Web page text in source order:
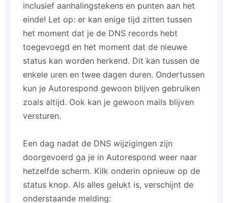
inclusief aanhalingstekens en punten aan het
einde! Let op: er kan enige tijd zitten tussen
het moment dat je de DNS records hebt
toegevoegd en het moment dat de nieuwe
status kan worden herkend. Dit kan tussen de
enkele uren en twee dagen duren. Ondertussen
kun je Autorespond gewoon blijven gebruiken
zoals altijd. Ook kan je gewoon mails blijven
versturen.
Een dag nadat de DNS wijzigingen zijn
doorgevoerd ga je in Autorespond weer naar
hetzelfde scherm. Kilk onderin opnieuw op de
status knop. Als alles gelukt is, verschijnt de
onderstaande melding: